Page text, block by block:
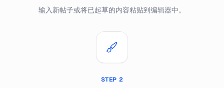
输入新帖子或将已起草的内容粘贴到编辑器中。
STEP 2